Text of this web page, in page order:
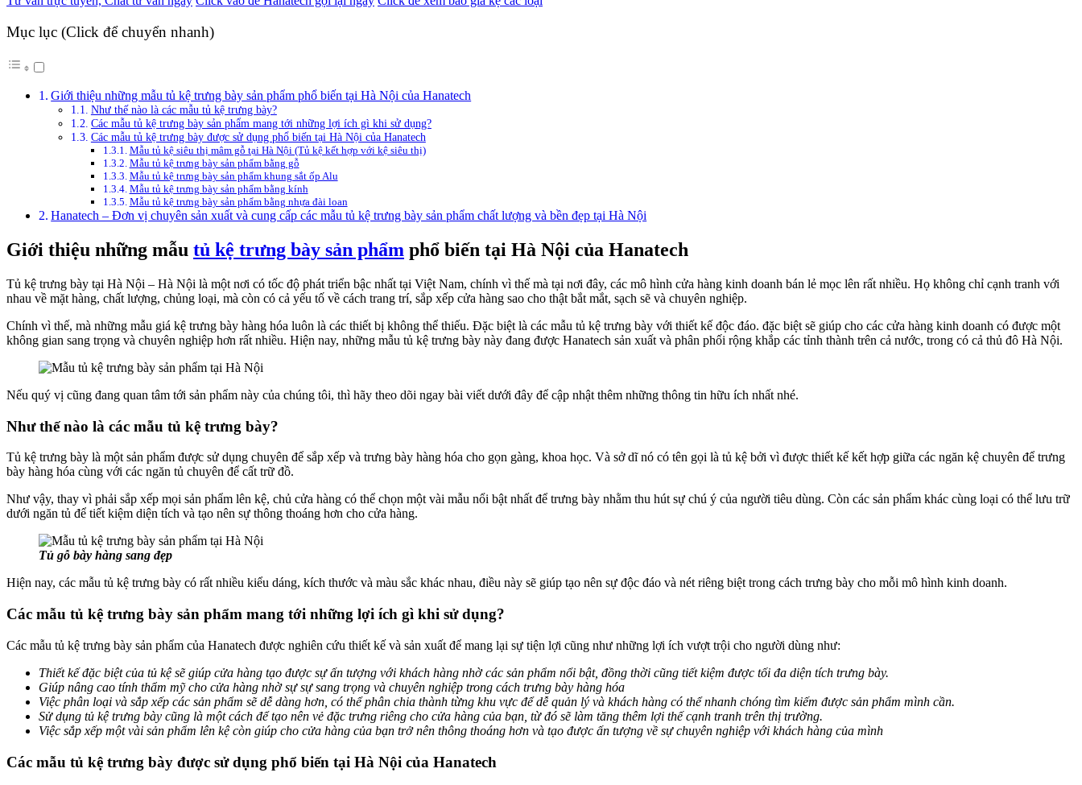
Mục lục (Click để chuyển nhanh)
Giới thiệu những mẫu tủ kệ trưng bày sản phẩm phổ biến tại Hà Nội của Hanatech
Như thế nào là các mẫu tủ kệ trưng bày?
Các mẫu tủ kệ trưng bày sản phẩm mang tới những lợi ích gì khi sử dụng?
Các mẫu tủ kệ trưng bày được sử dụng phổ biến tại Hà Nội của Hanatech
Mẫu tủ kệ siêu thị mâm gỗ tại Hà Nội (Tủ kệ kết hợp với kệ siêu thị)
Mẫu tủ kệ trưng bày sản phẩm bằng gỗ
Mẫu tủ kệ trưng bày sản phẩm khung sắt ốp Alu
Mẫu tủ kệ trưng bày sản phẩm bằng kính
Mẫu tủ kệ trưng bày sản phẩm bằng nhựa đài loan
Hanatech – Đơn vị chuyên sản xuất và cung cấp các mẫu tủ kệ trưng bày sản phẩm chất lượng và bền đẹp tại Hà Nội
Giới thiệu những mẫu tủ kệ trưng bày sản phẩm phổ biến tại Hà Nội của Hanatech
Tủ kệ trưng bày tại Hà Nội – Hà Nội là một nơi có tốc độ phát triển bậc nhất tại Việt Nam, chính vì thế mà tại nơi đây, các mô hình cửa hàng kinh doanh bán lẻ mọc lên rất nhiều. Họ không chỉ cạnh tranh với
nhau về mặt hàng, chất lượng, chủng loại, mà còn có cả yếu tố về cách trang trí, sắp xếp cửa hàng sao cho thật bắt mắt, sạch sẽ và chuyên nghiệp.
Chính vì thế, mà những mẫu giá kệ trưng bày hàng hóa luôn là các thiết bị không thể thiếu. Đặc biệt là các mẫu tủ kệ trưng bày với thiết kế độc đáo. đặc biệt sẽ giúp cho các cửa hàng kinh doanh có được một
không gian sang trọng và chuyên nghiệp hơn rất nhiều. Hiện nay, những mẫu tủ kệ trưng bày này đang được Hanatech sản xuất và phân phối rộng khắp các tỉnh thành trên cả nước, trong có cả thủ đô Hà Nội.
Nếu quý vị cũng đang quan tâm tới sản phẩm này của chúng tôi, thì hãy theo dõi ngay bài viết dưới đây để cập nhật thêm những thông tin hữu ích nhất nhé.
Như thế nào là các mẫu tủ kệ trưng bày?
Tủ kệ trưng bày là một sản phẩm được sử dụng chuyên để sắp xếp và trưng bày hàng hóa cho gọn gàng, khoa học. Và sở dĩ nó có tên gọi là tủ kệ bởi vì được thiết kế kết hợp giữa các ngăn kệ chuyên để trưng
bày hàng hóa cùng với các ngăn tủ chuyên để cất trữ đồ.
Như vậy, thay vì phải sắp xếp mọi sản phẩm lên kệ, chủ cửa hàng có thể chọn một vài mẫu nổi bật nhất để trưng bày nhằm thu hút sự chú ý của người tiêu dùng. Còn các sản phẩm khác cùng loại có thể lưu trữ
dưới ngăn tủ để tiết kiệm diện tích và tạo nên sự thông thoáng hơn cho cửa hàng.
Tủ gỗ bày hàng sang đẹp
Hiện nay, các mẫu tủ kệ trưng bày có rất nhiều kiểu dáng, kích thước và màu sắc khác nhau, điều này sẽ giúp tạo nên sự độc đáo và nét riêng biệt trong cách trưng bày cho mỗi mô hình kinh doanh.
Các mẫu tủ kệ trưng bày sản phẩm mang tới những lợi ích gì khi sử dụng?
Các mẫu tủ kệ trưng bày sản phẩm của Hanatech được nghiên cứu thiết kế và sản xuất để mang lại sự tiện lợi cũng như những lợi ích vượt trội cho người dùng như:
Thiết kế đặc biệt của tủ kệ sẽ giúp cửa hàng tạo được sự ấn tượng với khách hàng nhờ các sản phẩm nổi bật, đồng thời cũng tiết kiệm được tối đa diện tích trưng bày.
Giúp nâng cao tính thẩm mỹ cho cửa hàng nhờ sự sự sang trọng và chuyên nghiệp trong cách trưng bày hàng hóa
Việc phân loại và sắp xếp các sản phẩm sẽ dễ dàng hơn, có thể phân chia thành từng khu vực để dễ quản lý và khách hàng có thể nhanh chóng tìm kiếm được sản phẩm mình cần.
Sử dụng tủ kệ trưng bày cũng là một cách để tạo nên vẻ đặc trưng riêng cho cửa hàng của bạn, từ đó sẽ làm tăng thêm lợi thế cạnh tranh trên thị trường.
Việc sắp xếp một vài sản phẩm lên kệ còn giúp cho cửa hàng của bạn trở nên thông thoáng hơn và tạo được ấn tượng về sự chuyên nghiệp với khách hàng của mình
Các mẫu tủ kệ trưng bày được sử dụng phổ biến tại Hà Nội của Hanatech